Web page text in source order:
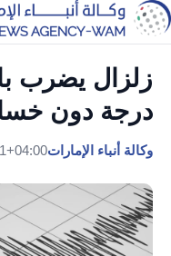
درجة دون
وكالة أنباء الإمارات